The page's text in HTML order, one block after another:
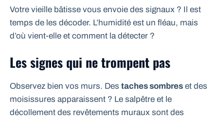
Votre vieille bâtisse vous envoie des signaux ? Il est
temps de les décoder. L’humidité est un fléau, mais
d’où vient-elle et comment la détecter ?
Les signes qui ne trompent pas
Observez bien vos murs. Des taches sombres et des
moisissures apparaissent ? Le salpêtre et le
décollement des revêtements muraux sont des